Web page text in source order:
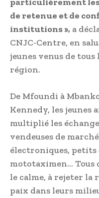
de retenue et de
institutions », a
CNJC-Centre, en
jeunes venus de
région.
De Mfoundi à
Kennedy, les jeunes
multiplié les
vendeuses de
électroniques, petits
mototaximen… Tous
le calme, à rejeter la
paix dans leurs